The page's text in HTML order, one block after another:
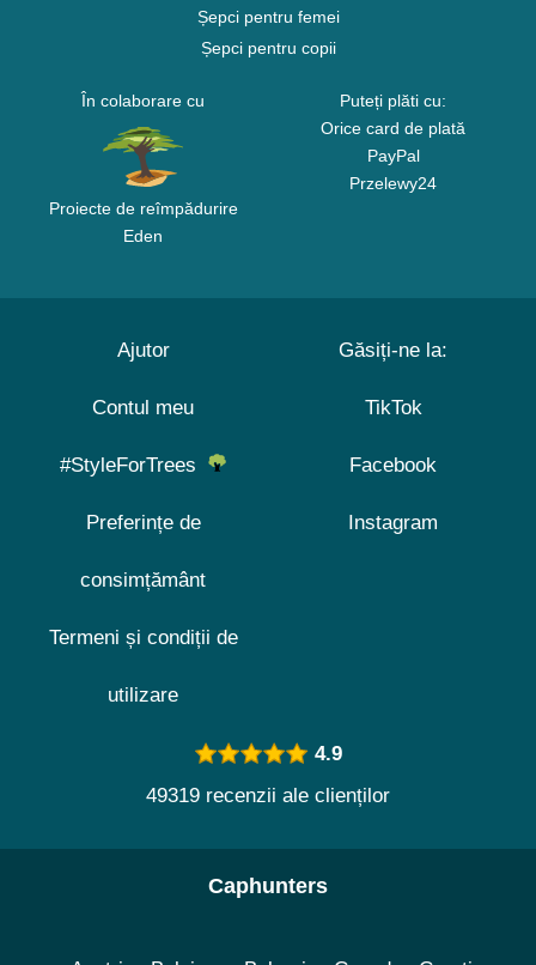
Șepci pentru femei
Șepci pentru copii
În colaborare cu
Proiecte de reîmpădurire
Eden
Puteți plăti cu:
Orice card de plată
PayPal
Przelewy24
Ajutor
Contul meu
#StyleForTrees
Preferințe de
consimțământ
Termeni și condiții de
utilizare
Găsiți-ne la:
TikTok
Facebook
Instagram
4.9
49319 recenzii ale clienților
Caphunters